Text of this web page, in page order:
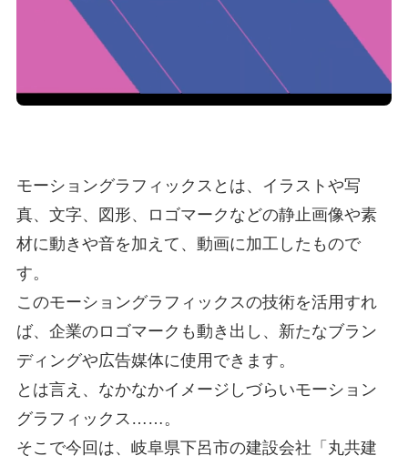
モーショングラフィックスとは、イラストや写
真、文字、図形、ロゴマークなどの静止画像や素
材に動きや音を加えて、動画に加工したもので
す。
このモーショングラフィックスの技術を活用すれ
ば、企業のロゴマークも動き出し、新たなブラン
ディングや広告媒体に使用できます。
とは言え、なかなかイメージしづらいモーション
グラフィックス……。
そこで今回は、岐阜県下呂市の建設会社「丸共建